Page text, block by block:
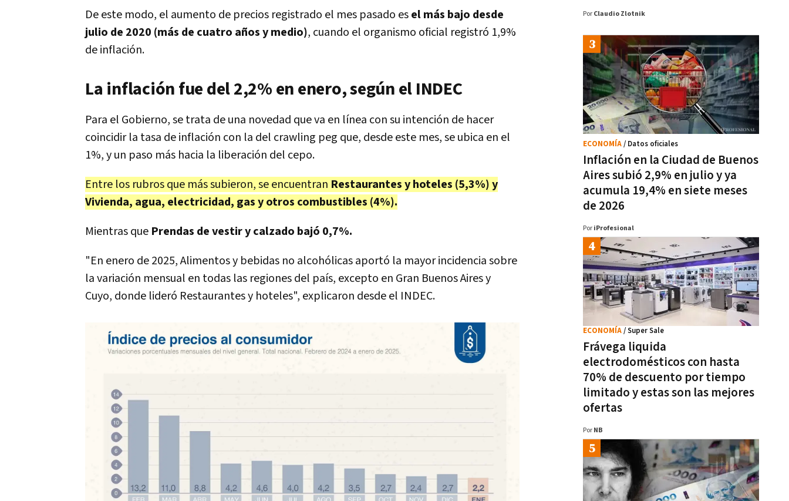
De este modo, el aumento de precios registrado el mes pasado esel más bajo desde
julio de 2020 (más de cuatro años y medio), cuando el organismo oficial registró 1,9%
de inflación.
La inflación fue del 2,2% en enero, según el INDEC
Para el Gobierno, se trata de una novedad que va en línea con su intención de hacer
coincidir la tasa de inflación con la del crawling peg que, desde este mes, se ubica en el
1%, y un paso más hacia la liberación del cepo.
Entre los rubros que más subieron, se encuentran Restaurantes y hoteles (5,3%) y
Vivienda, agua, electricidad, gas y otros combustibles (4%).
Mientras que Prendas de vestir y calzado bajó 0,7%.
"En enero de 2025, Alimentos y bebidas no alcohólicas aportó la mayor incidencia sobre
la variación mensual en todas las regiones del país, excepto en Gran Buenos Aires y
Cuyo, donde lideró Restaurantes y hoteles", explicaron desde el INDEC.
Por Claudio Zlotnik
Inflación en la Ciudad de Buenos
Aires subió 2,9% en julio y ya
acumula 19,4% en siete meses
de 2026
ECONOMÍA/ Datos oficiales
Por iProfesional
Frávega liquida
electrodomésticos con hasta
70% de descuento por tiempo
limitado y estas son las mejores
ofertas
ECONOMÍA/ Super Sale
Por NB